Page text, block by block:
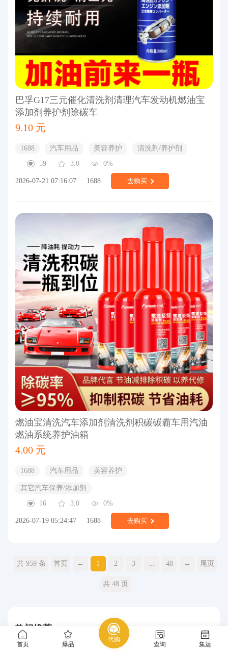
首页 爆品
代购
查询 集运
巴孚G17三元催化清洗剂清理汽车发动机燃油宝
添加剂养护剂除碳车
9.10 元
1688 汽车用品 美容养护
清洗剂/养护剂
59
3.0 0%
2026-07-21 07:16:07 1688 去购买
燃油宝清洗汽车添加剂清洗剂积碳碳霸车用汽油
燃油系统养护油箱
4.00 元
1688 汽车用品 美容养护
其它汽车保养/添加剂
16
3.0 0%
2026-07-19 05:24:47 1688 去购买
共 959 条 首页 ← 1 2 3 ... 48 → 尾页
共 48 页
热门推荐